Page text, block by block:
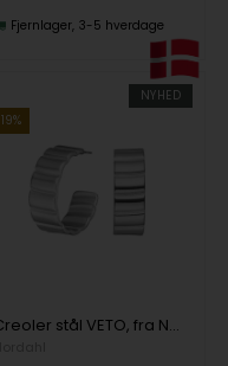
Fjernlager 3-5 hverdage
NYHED
19%
Creoler stål VETO, fra Nordahl